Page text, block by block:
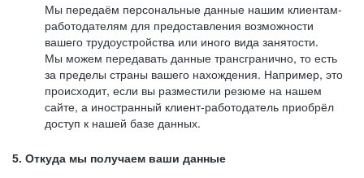
Мы передаём персональные данные нашим клиентам-
работодателям для предоставления возможности
вашего трудоустройства или иного вида занятости.
Мы можем передавать данные трансгранично, то есть
за пределы страны вашего нахождения. Например, это
происходит, если вы разместили резюме на нашем
сайте, а иностранный клиент-работодатель приобрёл
доступ к нашей базе данных.
5. Откуда мы получаем ваши данные